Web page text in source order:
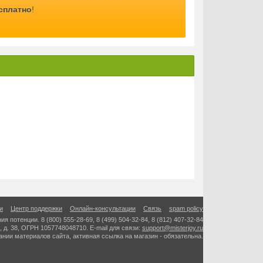
Регулярное применение капель позволит
Это средство имеет специальный
!
Центр поддержки Онлайн-консультации Связь
spam policy
потенции. 8 (800) 555-28-69 8 (499) 504-32-84 8 (812) 407-32-84
д. 38, ОГРН 1057748048710. E-mail для связи: support@misterjoy.ru
материалов сайта, активная ссылка на магазин - обязательна.